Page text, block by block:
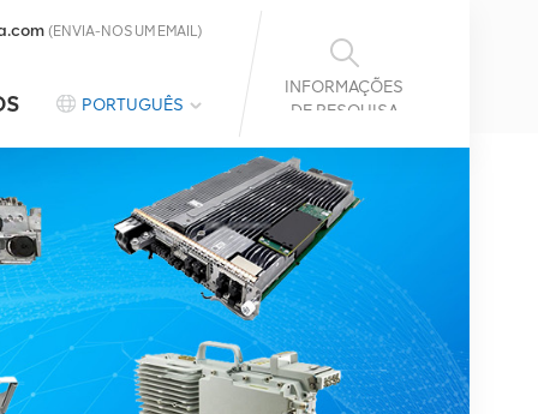
INFORMAÇÕES
DE PESQUISA
(ENVIA-NOS UM EMAIL)
PORTUGUÊS